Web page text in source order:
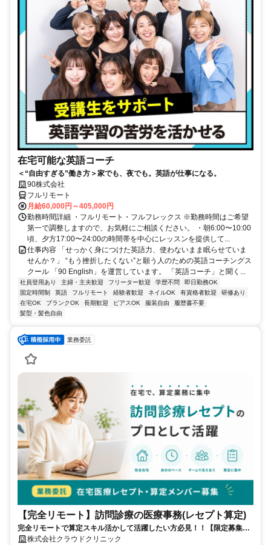
在宅可能な英語コーチ
＜“自由すぎる”働き方＞家でも、夜でも。英語が仕事になる。
90株式会社
フルリモート
月給60,000円～405,000円
勤務時間詳細 ・フルリモート・フルフレックス ※勤務時間はご希望
第一で調整しますので、お気軽にご相談ください。 ・朝6:00〜10:00
頃、夕方17:00〜24:00の時間帯を中心にレッスンを提供して...
仕事内容 「せっかく身につけた英語力、使わないまま眠らせていま
せんか？」 “もう挫折したくない”と願う人のための英語コーチングス
クール 「90 English」を運営しています。 「英語コーチ」と聞く...
社員登用あり 主婦・主夫歓迎 フリーター歓迎 学歴不問
即日勤務OK
固定時間制
英語 フルリモート 経験者歓迎 ネイルOK 有資格者歓迎
研修あり
在宅OK
ブランクOK 長期歓迎 ピアスOK 服装自由
履歴書不要
髪型・髪色自由
業務委託
【完全リモート】訪問診療の医療事務(レセプト算定)
完全リモートで算定スキル活かして活躍したい方必見！！【限定募集】
完全リモート｜在宅医療レセプト算定（成果報酬型／業務委託）
株式会社クラウドクリニック